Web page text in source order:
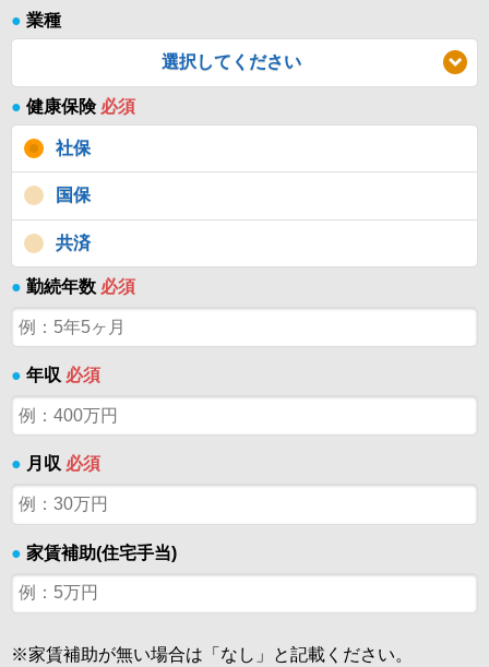
● 業種
選択してください
● 健康保険 必須
社保
国保
共済
● 勤続年数 必須
● 年収 必須
● 月収 必須
● 家賃補助(住宅手当)
※家賃補助が無い場合は「なし」と記載ください。